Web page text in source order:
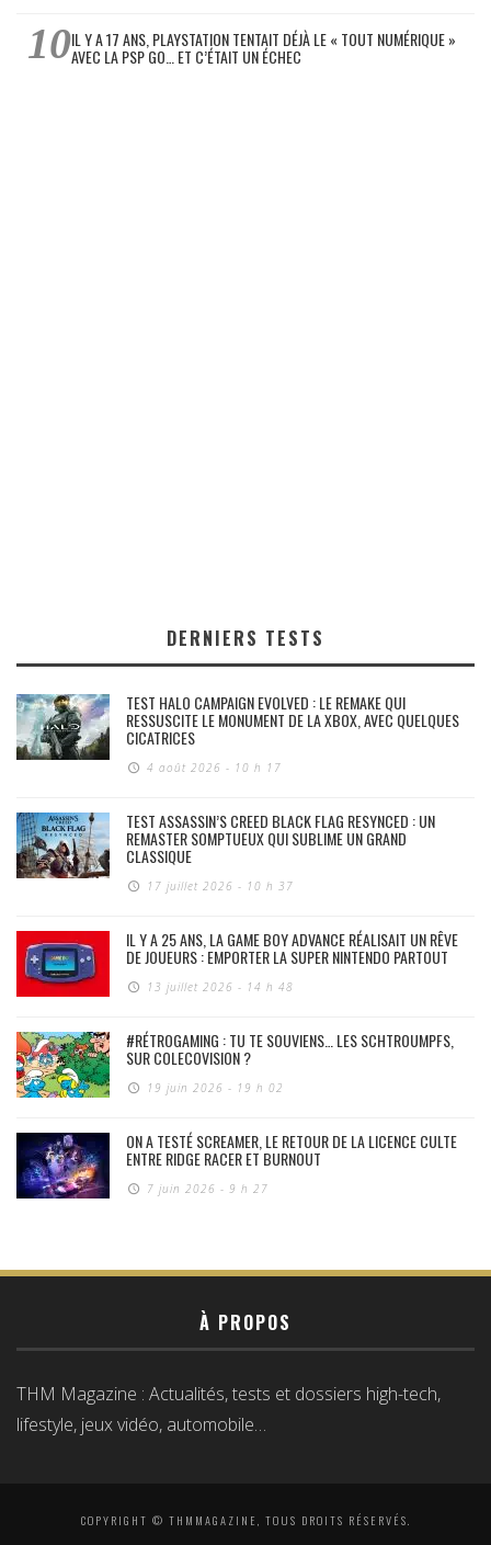
IL Y A 17 ANS, PLAYSTATION TENTAIT DÉJÀ LE « TOUT NUMÉRIQUE »
AVEC LA PSP GO… ET C’ÉTAIT UN ÉCHEC
DERNIERS TESTS
TEST HALO CAMPAIGN EVOLVED : LE REMAKE QUI
RESSUSCITE LE MONUMENT DE LA XBOX, AVEC QUELQUES
CICATRICES
4 août 2026 - 10 h 17
TEST ASSASSIN’S CREED BLACK FLAG RESYNCED : UN
REMASTER SOMPTUEUX QUI SUBLIME UN GRAND
CLASSIQUE
17 juillet 2026 - 10 h 37
IL Y A 25 ANS, LA GAME BOY ADVANCE RÉALISAIT UN RÊVE
DE JOUEURS : EMPORTER LA SUPER NINTENDO PARTOUT
13 juillet 2026 - 14 h 48
#RÉTROGAMING : TU TE SOUVIENS… LES SCHTROUMPFS,
SUR COLECOVISION ?
19 juin 2026 - 19 h 02
ON A TESTÉ SCREAMER, LE RETOUR DE LA LICENCE CULTE
ENTRE RIDGE RACER ET BURNOUT
7 juin 2026 - 9 h 27
À PROPOS
THM Magazine : Actualités, tests et dossiers high-tech,
lifestyle, jeux vidéo, automobile…
COPYRIGHT © THMMAGAZINE, TOUS DROITS RÉSERVÉS.